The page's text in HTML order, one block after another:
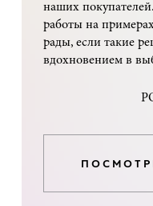
наших
работы на
рады, если такие
вдохновением в